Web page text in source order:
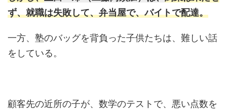
ず、就職は失敗して、弁当屋で、バイトで配達。
一方、塾のバッグを背負った子供たちは、難しい話
をしている。
顧客先の近所の子が、数学のテストで、悪い点数を